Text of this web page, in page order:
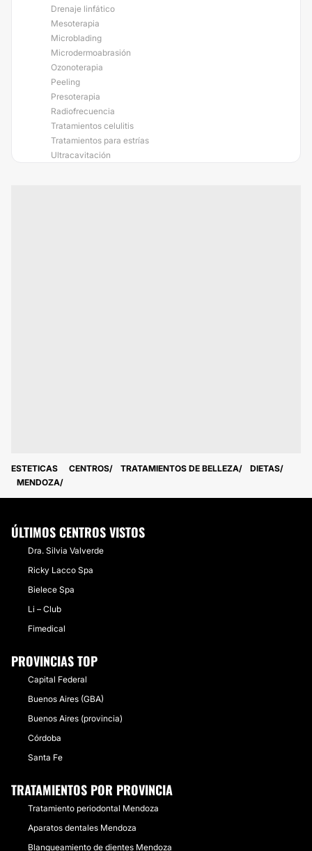
Drenaje linfático
Mesoterapia
Microblading
Microdermoabrasión
Ozonoterapia
Peeling
Presoterapia
Radiofrecuencia
Tratamientos celulitis
Tratamientos para estrías
Ultracavitación
ESTETICAS CENTROS TRATAMIENTOS DE BELLEZA
DIETAS
MENDOZA
ÚLTIMOS CENTROS VISTOS
Dra. ​Silvia Valverde
Ricky Lacco Spa
Bielece Spa
Li – Club
Fimedical
PROVINCIAS TOP
Capital Federal
Buenos Aires (GBA)
Buenos Aires (provincia)
Córdoba
Santa Fe
TRATAMIENTOS POR PROVINCIA
Tratamiento periodontal Mendoza
Aparatos dentales Mendoza
Blanqueamiento de dientes Mendoza